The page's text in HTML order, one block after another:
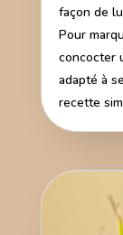
façon de
Pour
concocter
adapté à
recette